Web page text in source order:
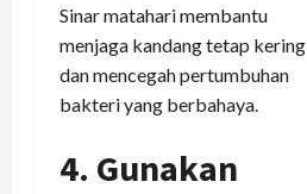
Sinar matahari membantu
menjaga kandang tetap kering
dan mencegah pertumbuhan
bakteri yang berbahaya.
4. Gunakan